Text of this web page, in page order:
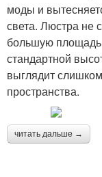
моды и
света. Люстра не
большую
стандартной
выглядит
пространства.
читать дальше →